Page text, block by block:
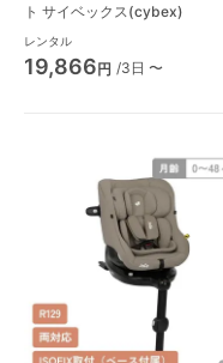
ト サイベックス(cybex)
レンタル
19,866円 /3日 〜